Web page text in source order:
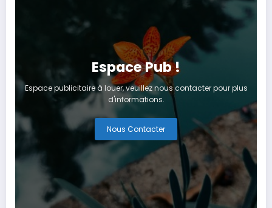
Espace Pub !
Espace publicitaire à louer, veuillez nous contacter pour plus
d'informations.
Nous Contacter